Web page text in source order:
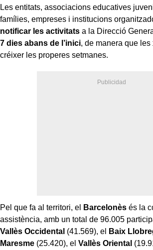
Les entitats, associacions educatives
famílies, empreses i institucions
notificar les activitats a la Direcció
7 dies abans de l’inici, de manera que
créixer les properes setmanes.
Pel que fa al territori, el Barcelonès és la
assistència, amb un total de 96.005
Vallès Occidental (41.569), el Baix
Maresme (25.420), el Vallès Oriental